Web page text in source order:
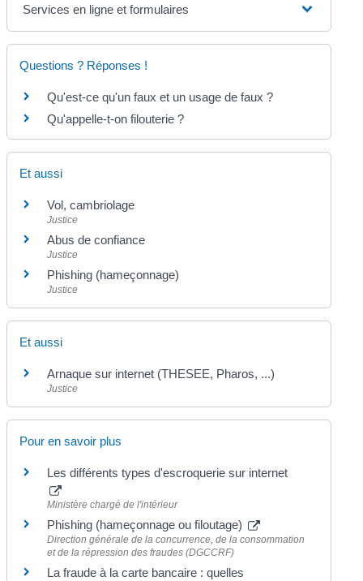
Services en ligne et formulaires
Questions ? Réponses !
Qu'est-ce qu'un faux et un usage de faux ?
Qu'appelle-t-on filouterie ?
Et aussi
Vol, cambriolage
Justice
Abus de confiance
Justice
Phishing (hameçonnage)
Justice
Et aussi
Arnaque sur internet (THESEE, Pharos, ...)
Justice
Pour en savoir plus
Les différents types d'escroquerie sur internet
Ministère chargé de l'intérieur
Phishing (hameçonnage ou filoutage)
Direction générale de la concurrence, de la consommation
et de la répression des fraudes (DGCCRF)
La fraude à la carte bancaire : quelles